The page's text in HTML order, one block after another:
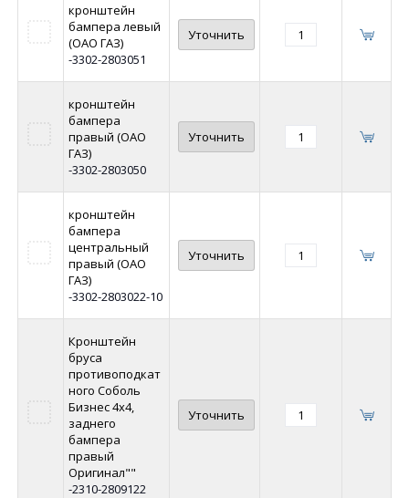
кронштейн
бампера левый
(ОАО ГАЗ)
-3302-2803051
Уточнить
кронштейн
бампера
правый (ОАО
ГАЗ)
-3302-2803050
Уточнить
кронштейн
бампера
центральный
правый (ОАО
ГАЗ)
-3302-2803022-10
Уточнить
Кронштейн
бруса
противоподкат
ного Соболь
Бизнес 4х4,
заднего
бампера
правый
Оригинал""
-2310-2809122
Уточнить